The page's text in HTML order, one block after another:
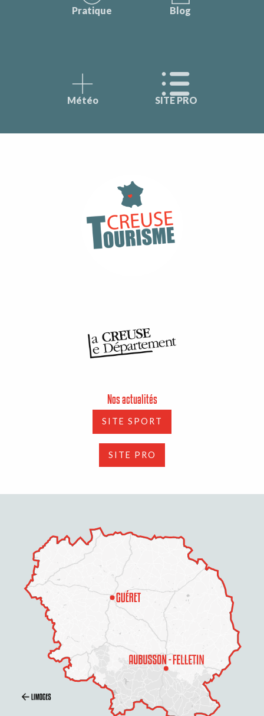
Pratique Blog
Météo SITE PRO
Nos actualités
SITE SPORT
SITE PRO